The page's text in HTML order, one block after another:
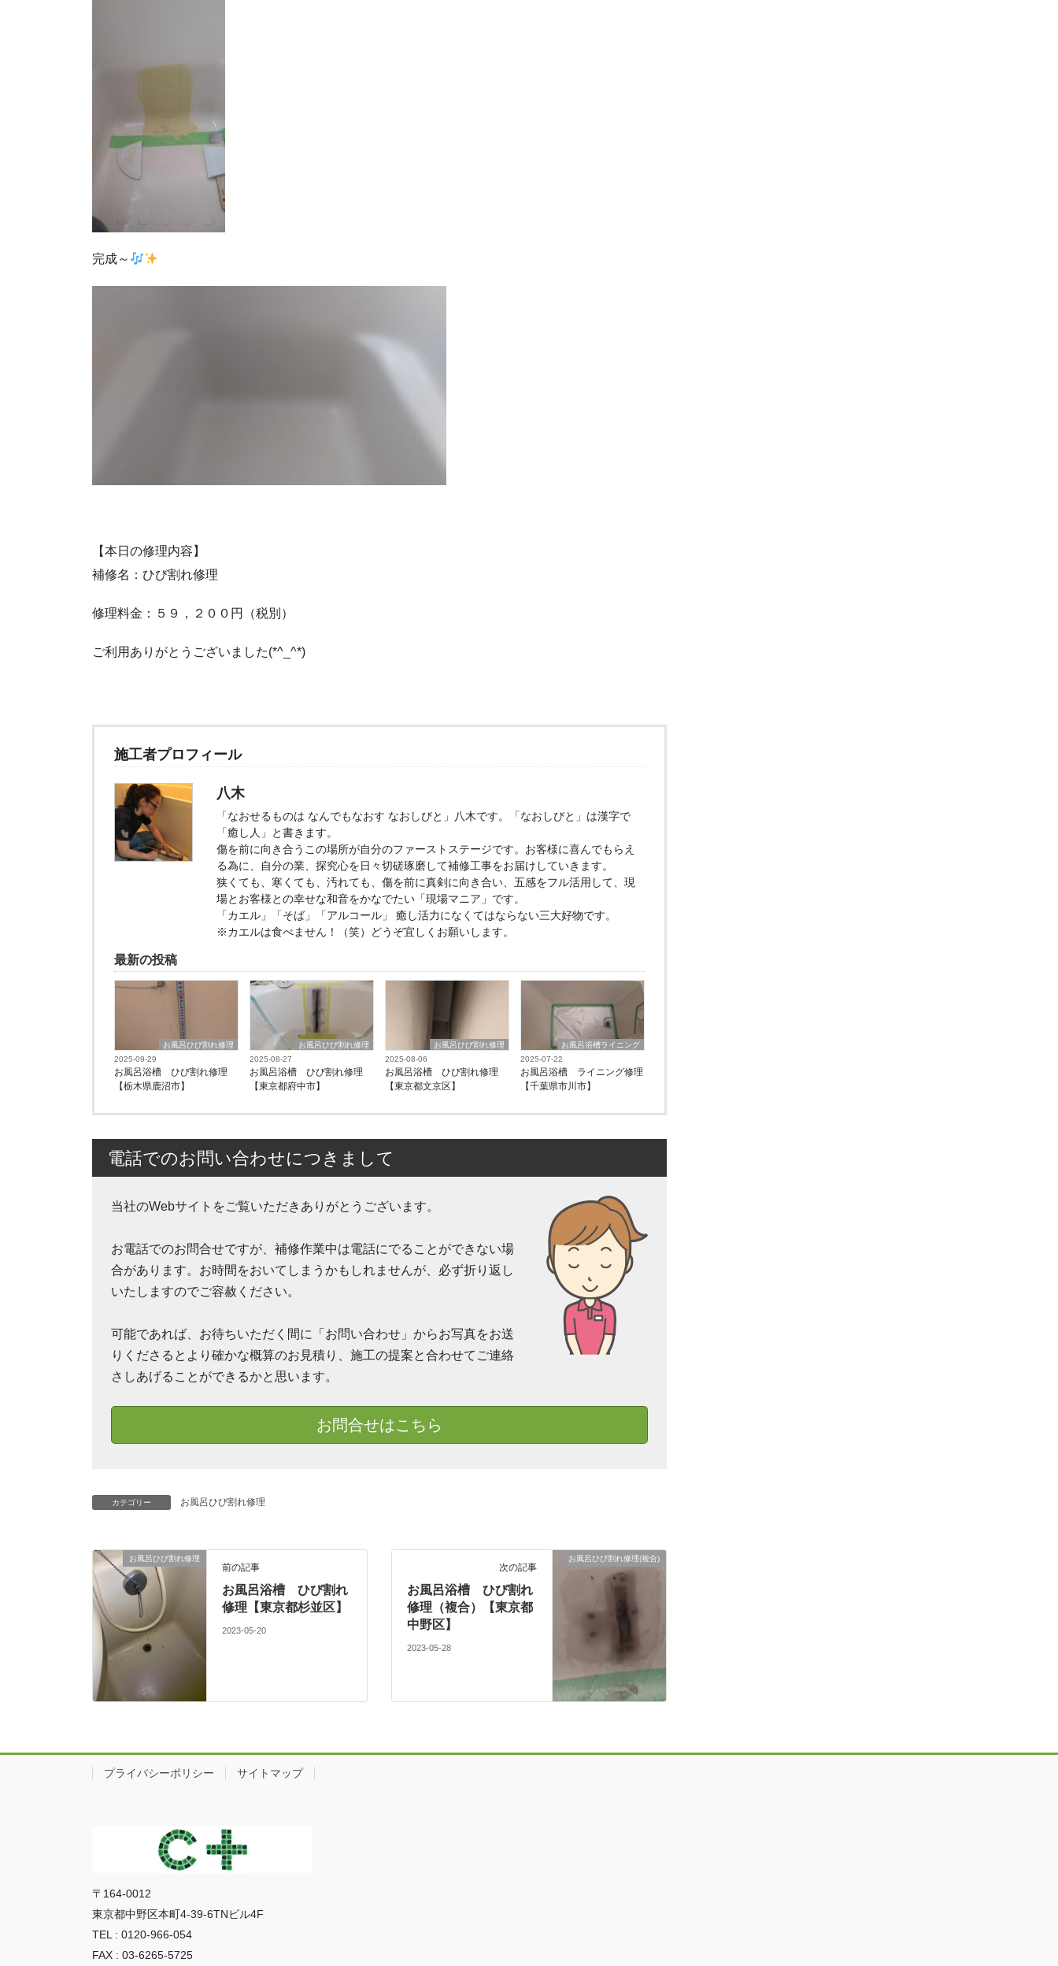
完成～
【本日の修理内容】
補修名：ひび割れ修理
修理料金：５９，２００円（税別）
ご利用ありがとうございました(*^_^*)
施工者プロフィール
八木
「なおせるものは なんでもなおす なおしびと」八木です。「なおしびと」は漢字で
「癒し人」と書きます。
傷を前に向き合うこの場所が自分のファーストステージです。お客様に喜んでもらえ
る為に、自分の業、探究心を日々切磋琢磨して補修工事をお届けしていきます。
狭くても、寒くても、汚れても、傷を前に真剣に向き合い、五感をフル活用して、現
場とお客様との幸せな和音をかなでたい「現場マニア」です。
「カエル」「そば」「アルコール」 癒し活力になくてはならない三大好物です。
※カエルは食べません！（笑）どうぞ宜しくお願いします。
最新の投稿
お風呂ひび割れ修理
2025-09-29
お風呂浴槽 ひび割れ修理
【栃木県鹿沼市】
お風呂ひび割れ修理
2025-08-27
お風呂浴槽 ひび割れ修理
【東京都府中市】
お風呂ひび割れ修理
2025-08-06
お風呂浴槽 ひび割れ修理
【東京都文京区】
お風呂浴槽ライニング
2025-07-22
お風呂浴槽 ライニング修理
【千葉県市川市】
電話でのお問い合わせにつきまして
当社のWebサイトをご覧いただきありがとうございます。
お電話でのお問合せですが、補修作業中は電話にでることができない場
合があります。お時間をおいてしまうかもしれませんが、必ず折り返し
いたしますのでご容赦ください。
可能であれば、お待ちいただく間に「お問い合わせ」からお写真をお送
りくださるとより確かな概算のお見積り、施工の提案と合わせてご連絡
さしあげることができるかと思います。
お問合せはこちら
カテゴリー お風呂ひび割れ修理
お風呂ひび割れ修理
前の記事
お風呂浴槽 ひび割れ
修理【東京都杉並区】
2023-05-20
お風呂ひび割れ修理(複合)
次の記事
お風呂浴槽 ひび割れ
修理（複合）【東京都
中野区】
2023-05-28
プライバシーポリシー サイトマップ
〒164-0012
東京都中野区本町4-39-6TNビル4F
TEL : 0120-966-054
FAX : 03-6265-5725